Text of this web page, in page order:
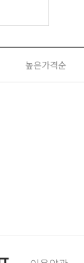
높은가격순